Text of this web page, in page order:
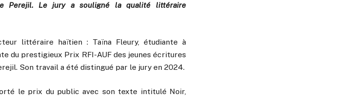
Perejil. Le jury a souligné la qualité littéraire
littéraire haïtien : Taïna Fleury, étudiante à
du prestigieux Prix RFI-AUF des jeunes écritures
Son travail a été distingué par le jury en 2024.
le prix du public avec son texte intitulé Noir,